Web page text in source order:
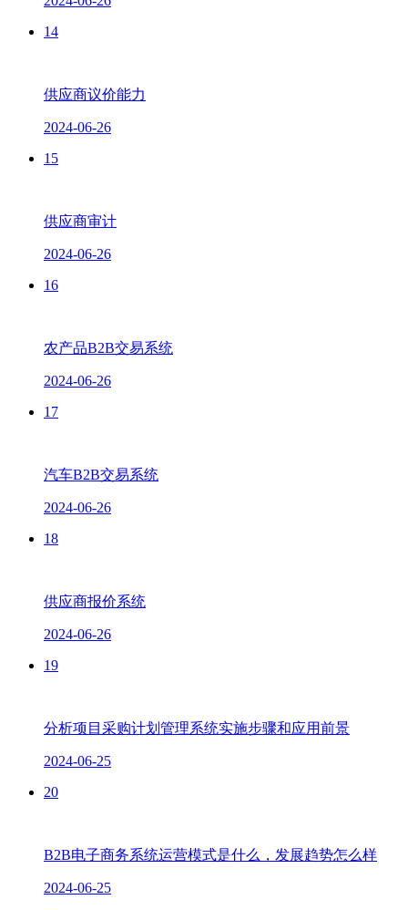
14
供应商议价能力
2024-06-26
15
供应商审计
2024-06-26
16
农产品B2B交易系统
2024-06-26
17
汽车B2B交易系统
2024-06-26
18
供应商报价系统
2024-06-26
19
分析项目采购计划管理系统实施步骤和应用前景
2024-06-25
20
B2B电子商务系统运营模式是什么，发展趋势怎么样
2024-06-25